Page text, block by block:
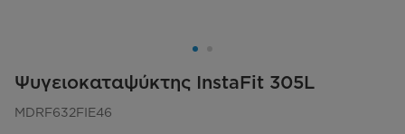
Ψυγειοκαταψύκτης InstaFit 305L
MDRF632FIE46